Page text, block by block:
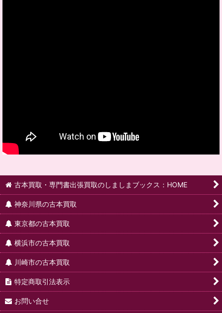
古本買取・専門書出張買取のしましまブックス：HOME
神奈川県の古本買取
東京都の古本買取
横浜市の古本買取
川崎市の古本買取
特定商取引法表示
お問い合せ